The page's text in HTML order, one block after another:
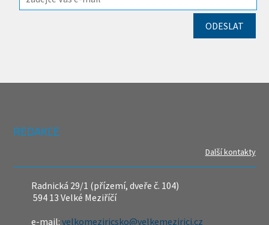
REDAKCE
Další kontakty
Radnická 29/1 (přízemí, dveře č. 104)
594 13 Velké Meziříčí
e-mail:velkomeziricsko@velkemezirici.cz